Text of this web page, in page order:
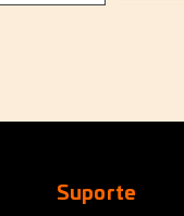
Suporte